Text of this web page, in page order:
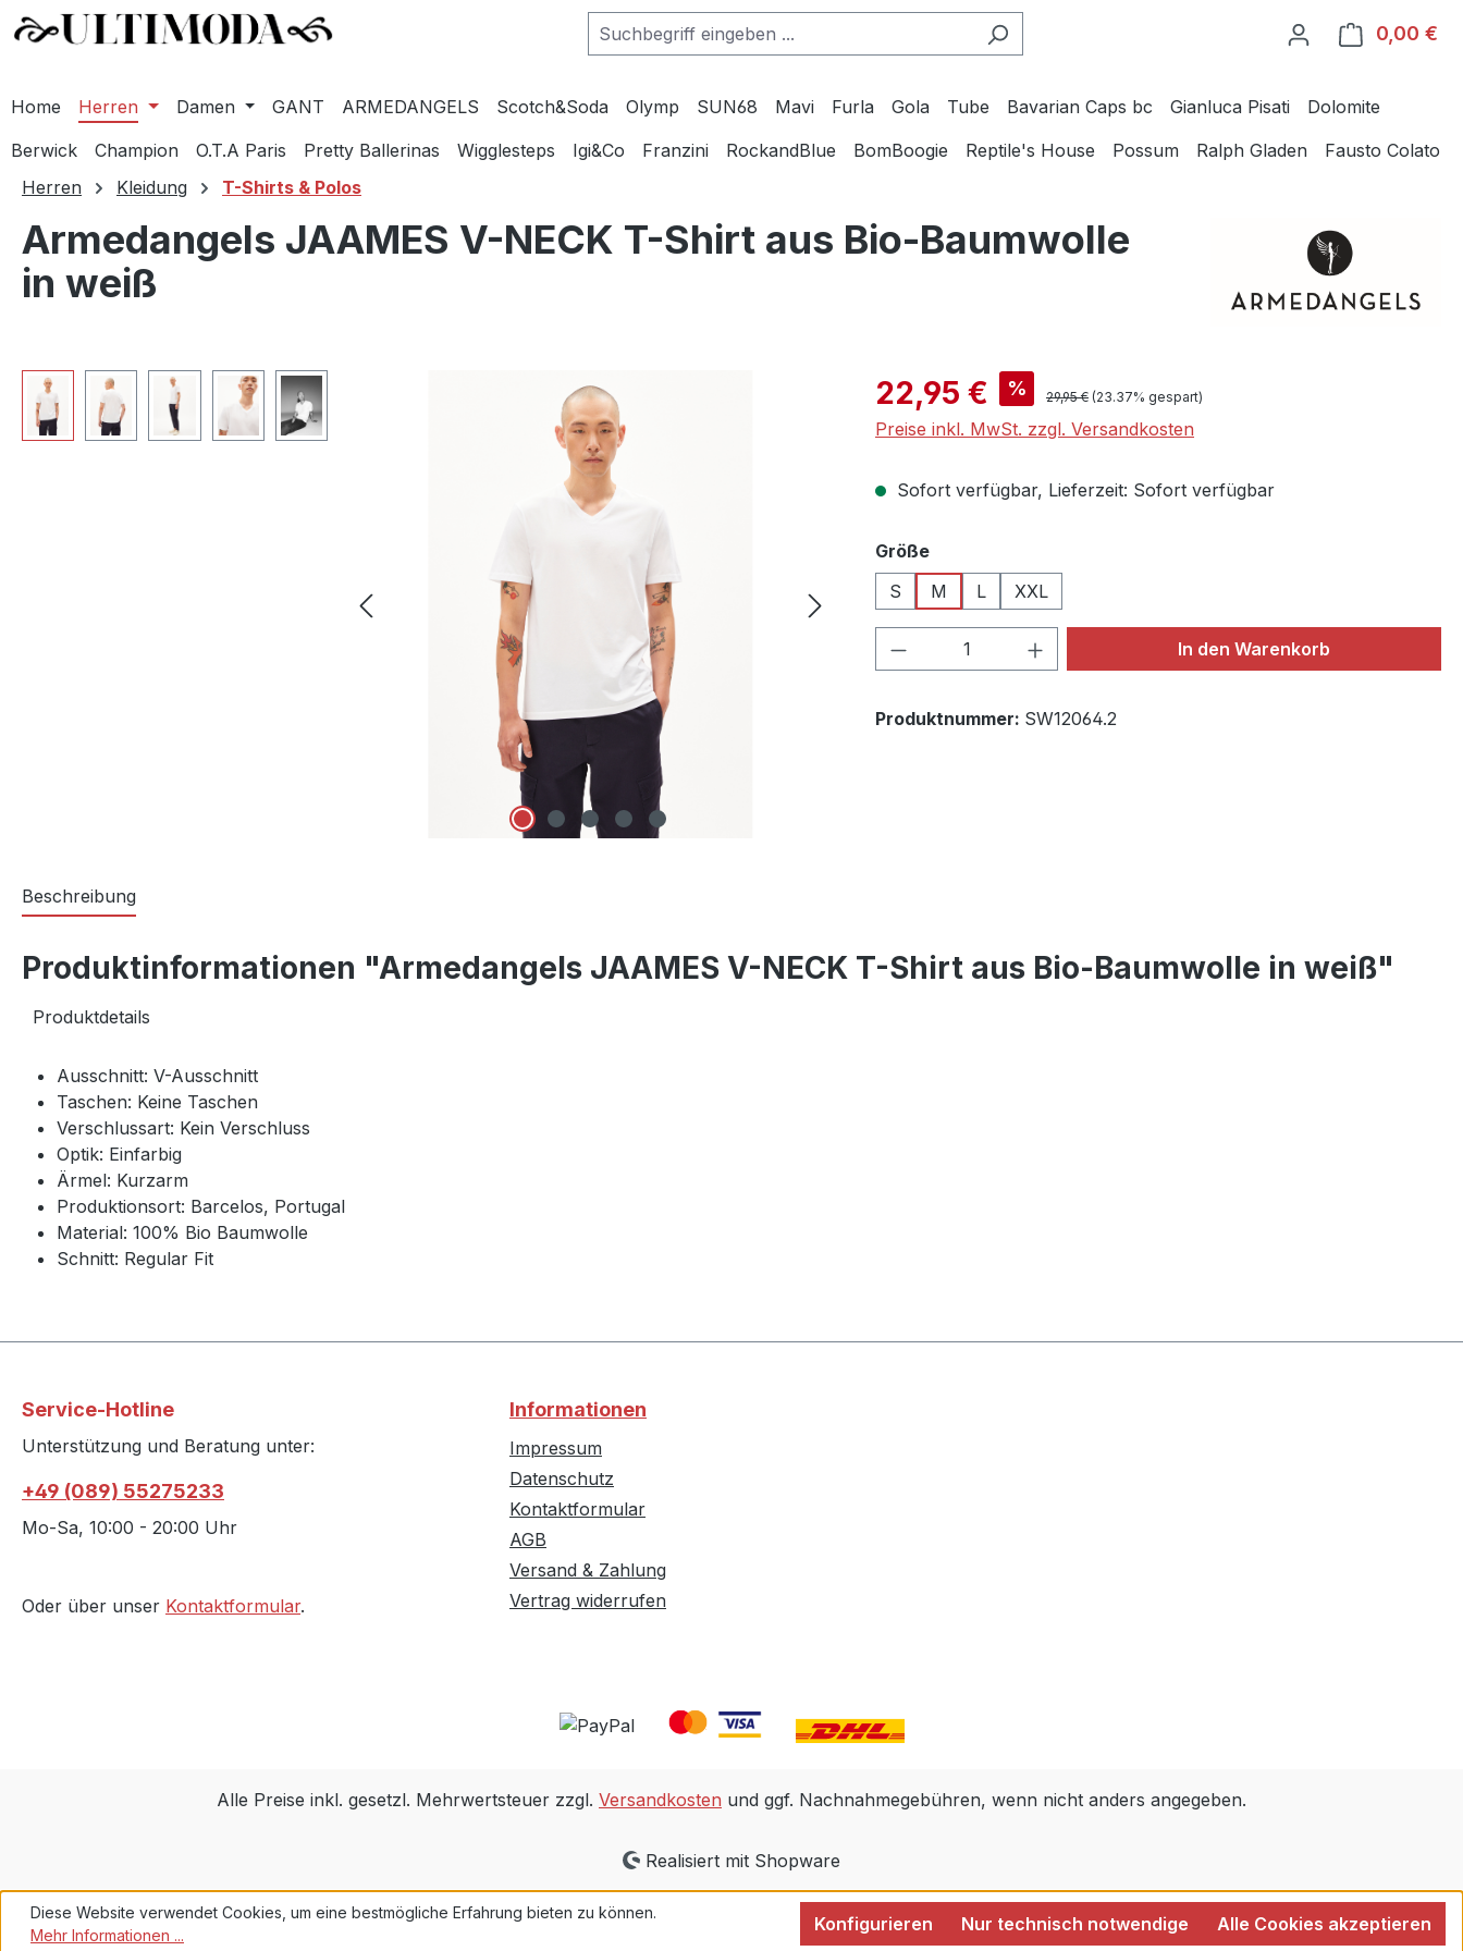
Hauptinhalt springen
Zur Suche springen
Zur Hauptnavigation springen
0,00 €
Home Herren Damen GANT ARMEDANGELS Scotch&Soda Olymp SUN68 Mavi Furla Gola Tube Bavarian Caps bc Gianluca Pisati
Dolomite
Berwick
Champion O.T.A Paris Pretty Ballerinas Wigglesteps Igi&Co Franzini RockandBlue BomBoogie Reptile's House Possum Ralph Gladen
Fausto Colato
Herren
Kleidung T-Shirts & Polos
Armedangels JAAMES V-NECK T-Shirt aus Bio-Baumwolle
in weiß
Bildergalerie überspringen Verkaufspreis:
22,95 € % Regulärer Preis:
29,95 € (23.37% gespart)
Preise inkl. MwSt. zzgl. Versandkosten
Sofort verfügbar, Lieferzeit: Sofort verfügbar
Größeauswählen
S
M L XXL
Produkt Anzahl: Gib den gewünschten Wert
In den Warenkorb
Produktnummer: SW12064.2
Beschreibung
Produktinformationen "Armedangels JAAMES V-NECK T-Shirt aus Bio-Baumwolle in weiß"
Produktdetails
Ausschnitt: V-Ausschnitt
Taschen: Keine Taschen
Verschlussart: Kein Verschluss
Optik: Einfarbig
Ärmel: Kurzarm
Produktionsort: Barcelos, Portugal
Material: 100% Bio Baumwolle
Schnitt: Regular Fit
Service-Hotline
Unterstützung und Beratung unter:
+49 (089) 55275233
Mo-Sa, 10:00 - 20:00 Uhr
Oder über unser Kontaktformular.
Informationen
Impressum
Datenschutz
Kontaktformular
AGB
Versand & Zahlung
Vertrag widerrufen
Alle Preise inkl. gesetzl. Mehrwertsteuer zzgl. Versandkosten und ggf. Nachnahmegebühren, wenn nicht anders angegeben.
Realisiert mit Shopware
Diese Website verwendet Cookies, um eine bestmögliche Erfahrung bieten zu können.
Mehr Informationen ...
Nur technisch notwendige
Konfigurieren Alle Cookies akzeptieren